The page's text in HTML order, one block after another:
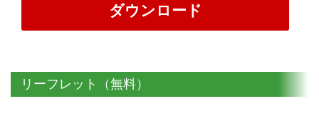
ダウンロード
リーフレット（無料）